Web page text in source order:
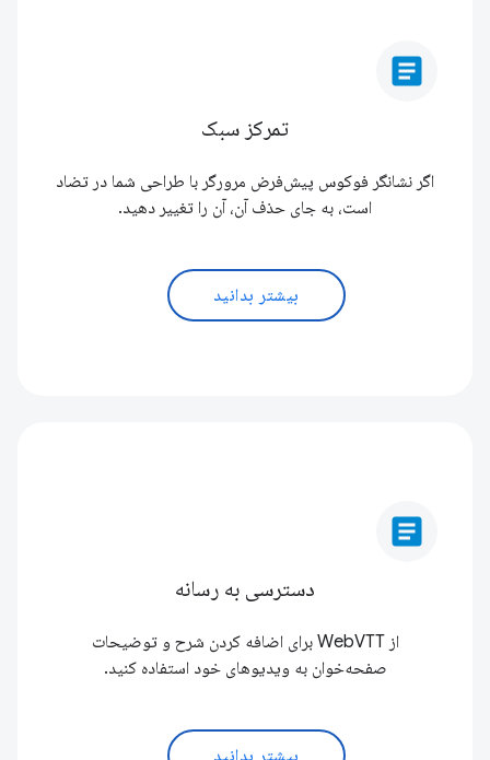
article
تمرکز سبک
اگر نشانگر فوکوس پیش‌فرض مرورگر با طراحی شما در تضاد
است، به جای حذف آن، آن را تغییر دهید.
بیشتر بدانید
article
دسترسی به رسانه
از WebVTT برای اضافه کردن شرح و توضیحات
صفحه‌خوان به ویدیوهای خود استفاده کنید.
بیشتر بدانید